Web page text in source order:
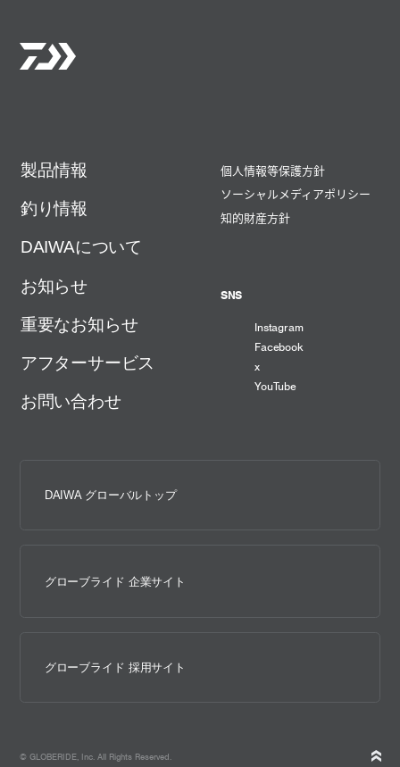
製品情報
釣り情報
DAIWAについて
お知らせ
重要なお知らせ
アフターサービス
お問い合わせ
個人情報等保護方針
ソーシャルメディアポリシー
知的財産方針
SNS
Instagram
Facebook
x
YouTube
DAIWA グローバルトップ
グローブライド 企業サイト
グローブライド 採用サイト
© GLOBERIDE, Inc. All Rights Reserved.